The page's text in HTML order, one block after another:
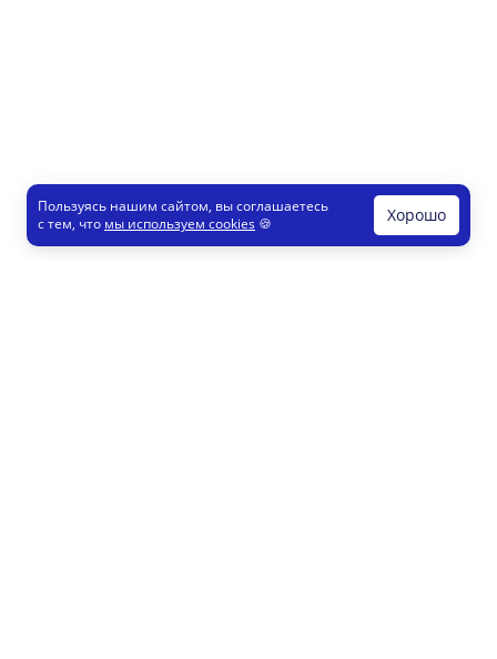
Пользуясь нашим сайтом, вы соглашаетесь
с тем, что мы используем cookies 🍪 Хорошо